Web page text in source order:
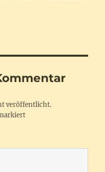
veröffentlicht.